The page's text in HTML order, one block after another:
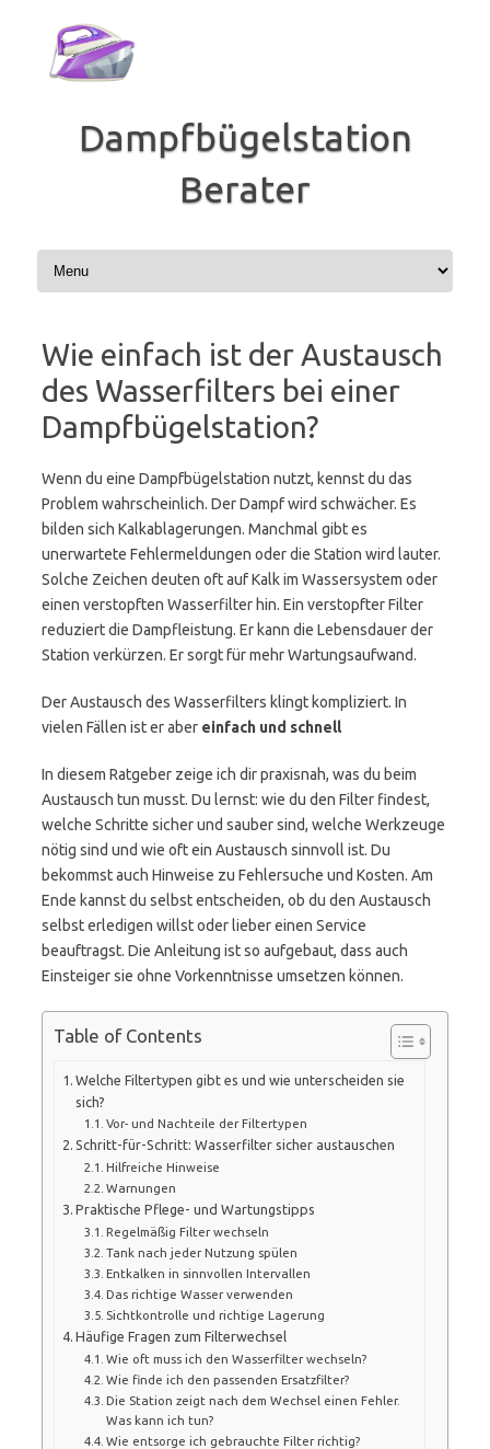
springen
Dampfbügelstation
Berater
Wie einfach ist der Austausch
des Wasserfilters bei einer
Dampfbügelstation?
Wenn du eine Dampfbügelstation nutzt, kennst du das
Problem wahrscheinlich. Der Dampf wird schwächer. Es
bilden sich Kalkablagerungen. Manchmal gibt es
unerwartete Fehlermeldungen oder die Station wird lauter.
Solche Zeichen deuten oft auf Kalk im Wassersystem oder
einen verstopften Wasserfilter hin. Ein verstopfter Filter
reduziert die Dampfleistung. Er kann die Lebensdauer der
Station verkürzen. Er sorgt für mehr Wartungsaufwand.
Der Austausch des Wasserfilters klingt kompliziert. In
vielen Fällen ist er aber einfach und schnell
In diesem Ratgeber zeige ich dir praxisnah, was du beim
Austausch tun musst. Du lernst: wie du den Filter findest,
welche Schritte sicher und sauber sind, welche Werkzeuge
nötig sind und wie oft ein Austausch sinnvoll ist. Du
bekommst auch Hinweise zu Fehlersuche und Kosten. Am
Ende kannst du selbst entscheiden, ob du den Austausch
selbst erledigen willst oder lieber einen Service
beauftragst. Die Anleitung ist so aufgebaut, dass auch
Einsteiger sie ohne Vorkenntnisse umsetzen können.
Table of Contents
Welche Filtertypen gibt es und wie unterscheiden sie
sich?
Vor- und Nachteile der Filtertypen
Schritt-für-Schritt: Wasserfilter sicher austauschen
Hilfreiche Hinweise
Warnungen
Praktische Pflege- und Wartungstipps
Regelmäßig Filter wechseln
Tank nach jeder Nutzung spülen
Entkalken in sinnvollen Intervallen
Das richtige Wasser verwenden
Sichtkontrolle und richtige Lagerung
Häufige Fragen zum Filterwechsel
Wie oft muss ich den Wasserfilter wechseln?
Wie finde ich den passenden Ersatzfilter?
Die Station zeigt nach dem Wechsel einen Fehler.
Was kann ich tun?
Wie entsorge ich gebrauchte Filter richtig?